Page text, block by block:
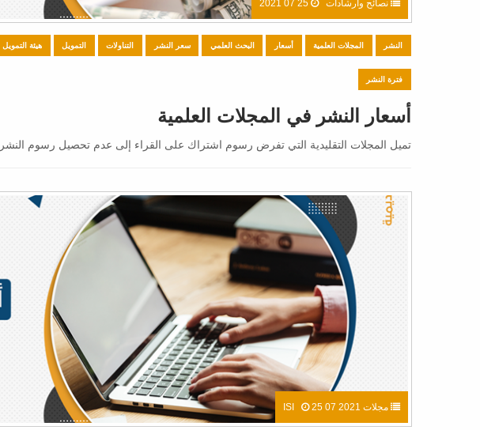
نصائح وارشادات
النشر المجلات العلمية أسعار البحث العلمي سعر النشر التناولات التمويل هيئة التمويل
فترة النشر
أسعار النشر في المجلات العلمية
تميل المجلات التقليدية التي تفرض رسوم اشتراك على القراء إلى عدم تحصيل رسوم
مجلات ISI 25 07 2021